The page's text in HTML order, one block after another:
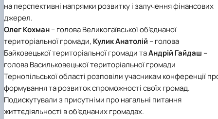
на перспективні напрямки розвитку і залучення фінансових
джерел.
Олег Кохман–голова Великогаївської об’єднаної
територіальної громади, Кулик Анатолій –голова
Байковецької територіальної громади таАндрій Гайдаш –
голова Васильковецької територіальної громади
Тернопільської області розповіли учасникам конференції
формування та розвиток спроможності своїх громад.
Подискутували з присутніми про нагальні питання
життєдіяльності в об’єднаних громадах.